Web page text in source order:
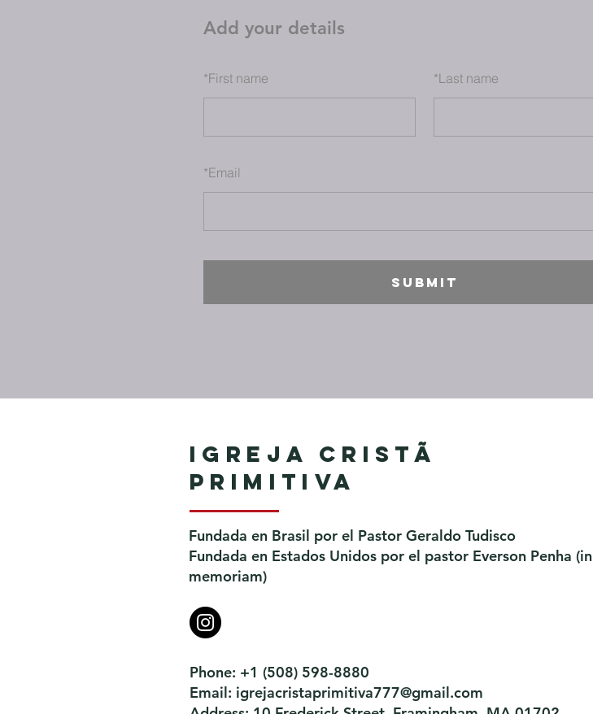
Add your details
*First name *Last name
*Email
SUBMIT
Igreja Cristã
Primitiva
Fundada en Brasil por el Pastor Geraldo Tudisco
Fundada en Estados Unidos por el pastor Everson Penha ​(in
memoriam)
Phone: +1 (508) 598-8880
Email: igrejacristaprimitiva777@gmail.com